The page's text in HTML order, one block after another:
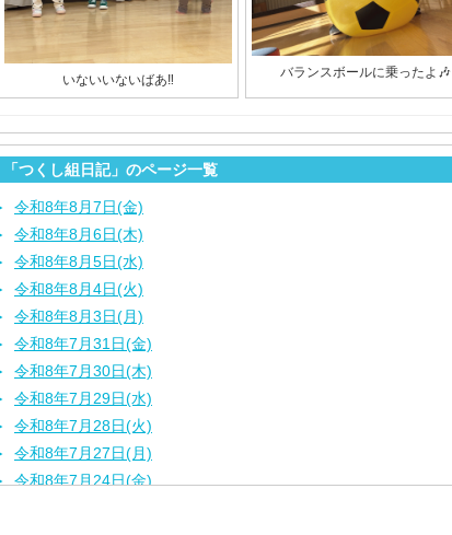
いないいないばあ‼︎ バランスボールに乗ったよ🎶
「つくし組日記」のページ一覧
令和8年8月7日(金)
令和8年8月6日(木)
令和8年8月5日(水)
令和8年8月4日(火)
令和8年8月3日(月)
令和8年7月31日(金)
令和8年7月30日(木)
令和8年7月29日(水)
令和8年7月28日(火)
令和8年7月27日(月)
令和8年7月24日(金)